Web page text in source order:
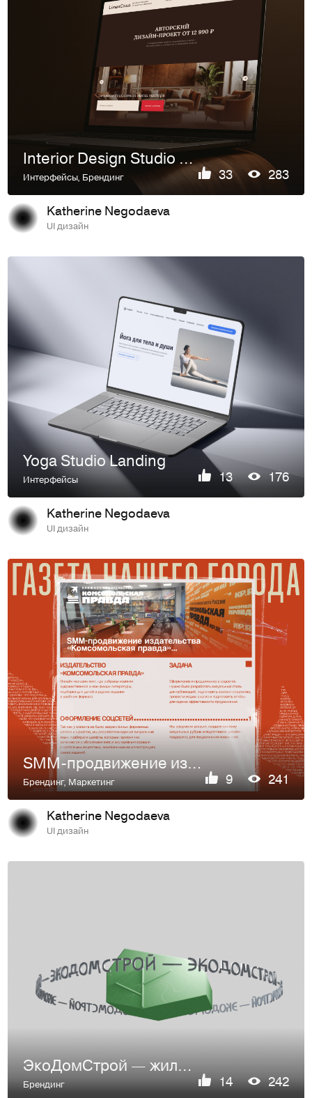
Interior Design Studio Landing Page
Интерфейсы, Брендинг 33 283
Katherine Negodaeva
UI дизайн
Yoga Studio Landing
Интерфейсы 13 176
Katherine Negodaeva
UI дизайн
SMM-продвижение издательства «Комсомольская правда»...
Брендинг,Маркетинг 9 241
Katherine Negodaeva
UI дизайн
ЭкоДомСтрой — жилая экосистема
Брендинг 14 242